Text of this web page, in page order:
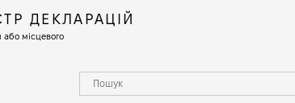
ДЕКЛАРАЦІЙ
місцевого